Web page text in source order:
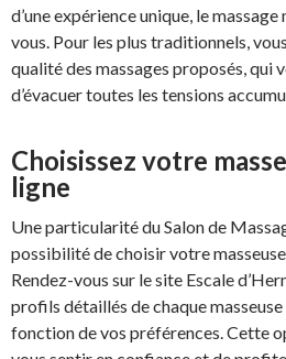
d’une expérience unique, le
vous. Pour les plus traditionnels,
qualité des massages proposés, qui
d’évacuer toutes les tensions
Choisissez votre
ligne
Une particularité du Salon de
possibilité de choisir votre
Rendez-vous sur le site Escale
profils détaillés de chaque
fonction de vos préférences. Cette